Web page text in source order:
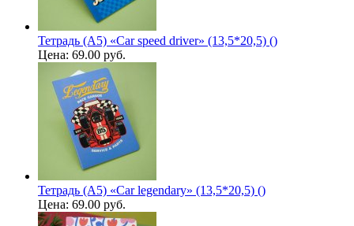
Тетрадь (A5) «Car speed driver» (13,5*20,5) ()
Цена: 69.00 руб.
Тетрадь (A5) «Car legendary» (13,5*20,5) ()
Цена: 69.00 руб.